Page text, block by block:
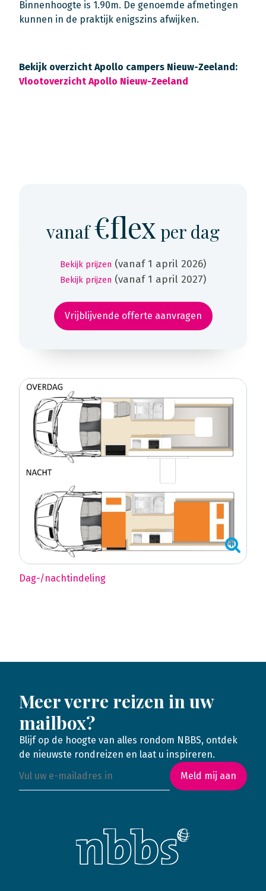
Binnenhoogte is 1.90m. De genoemde afmetingen
kunnen in de praktijk enigszins afwijken.
Bekijk overzicht Apollo campers Nieuw-Zeeland:
Vlootoverzicht Apollo Nieuw-Zeeland
vanaf€flex per dag
Bekijk prijzen (vanaf 1 april 2026)
Bekijk prijzen (vanaf 1 april 2027)
Vrijblijvende offerte aanvragen
Dag-/nachtindeling
Meer verre reizen in uw
mailbox?
Blijf op de hoogte van alles rondom NBBS, ontdek
de nieuwste rondreizen en laat u inspireren.
Meld mij aan